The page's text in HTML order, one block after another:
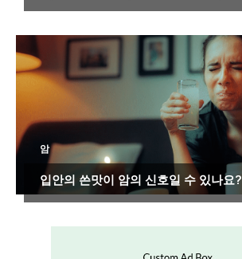
암
입안의 쓴맛이 암의 신호일 수 있나요?